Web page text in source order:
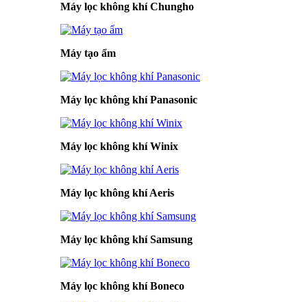
Máy lọc không khí Chungho
Máy tạo ẩm
Máy lọc không khí Panasonic
Máy lọc không khí Winix
Máy lọc không khí Aeris
Máy lọc không khí Samsung
Máy lọc không khí Boneco